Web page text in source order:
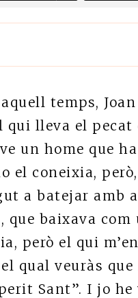
temps,
qui lleva el pecat
un home que
el coneixia,
a batejar amb
baixava com
però el qui
qual veuràs
Sant”. I jo